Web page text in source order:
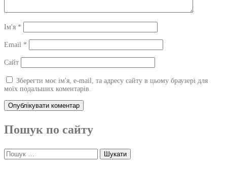
Ім'я *
Email *
Сайт
Зберегти моє ім'я, e-mail, та адресу сайту в цьому браузері для
моїх подальших коментарів.
Пошук по сайту
Пошук: